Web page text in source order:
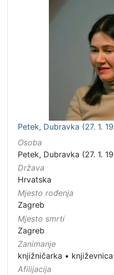
Petek, Dubravka (27. 1.
Osoba
Petek, Dubravka (27. 1.
Država
Hrvatska
Mjesto rođenja
Zagreb
Mjesto smrti
Zagreb
Zanimanje
knjižničarka • književnica
Afilijacija